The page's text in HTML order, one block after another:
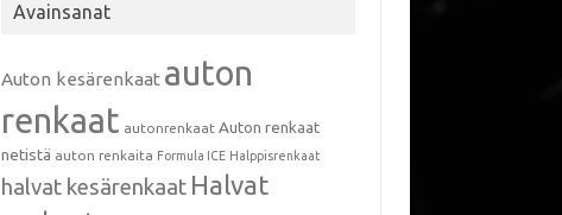
Avainsanat
Auton kesärenkaat auton
renkaat autonrenkaat Auton renkaat
netistä auton renkaita Formula ICE Halppisrenkaat
halvat kesärenkaat Halvat